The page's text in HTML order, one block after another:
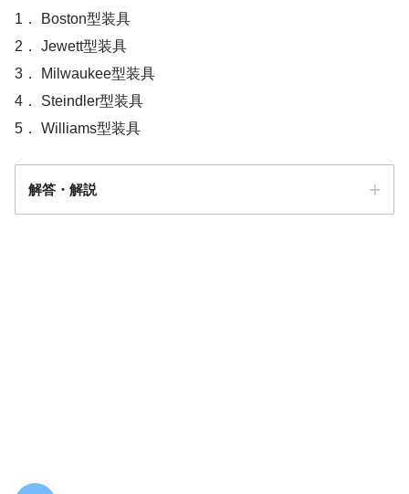
1． Boston型装具
2． Jewett型装具
3． Milwaukee型装具
4． Steindler型装具
5． Williams型装具
解答・解説